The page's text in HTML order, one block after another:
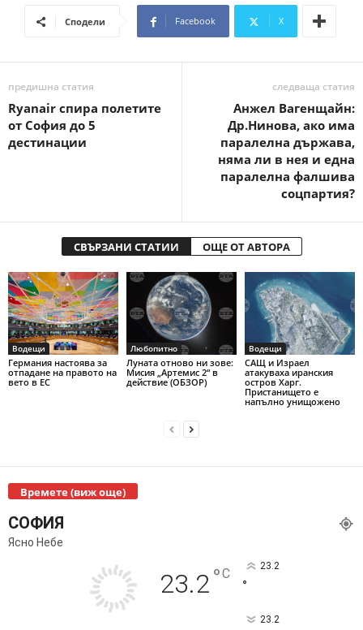
Сподели Facebook X
предишна статия
Ryanair спира полетите
от София до 5
дестинации
следваща статия
Анжел Вагенщайн:
Др.Нинова, ако има
паралелна държава,
няма ли в нея и една
паралелна фалшива
соцпартия?
СВЪРЗАНИ СТАТИИ ОЩЕ ОТ АВТОРА
Водещи
Германия настоява за
отпадане на правото на
вето в ЕС
Любопитно
Луната отново ни зове:
Мисия „Артемис 2“ в
действие (ОБЗОР)
Водещи
САЩ и Израел
атакуваха иранския
остров Харг.
Пристанището е
напълно унищожено
Времете (виж още)
СОФИЯ
Ясно Небе
23.2°C 23.2
°
23.2